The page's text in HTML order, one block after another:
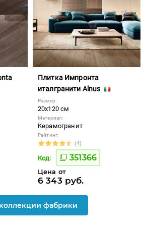
Плитка Импронта
италгранити Alnus
Размер:
20x120 см
Материал:
Керамогранит
Рейтинг:
(4)
Код: 351366
Цена от
6 343 руб.
фабрики